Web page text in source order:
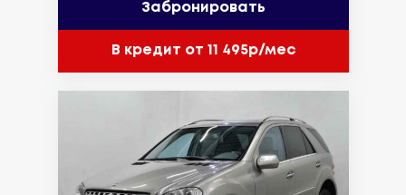
Забронировать
В кредит от 11 495р/мес